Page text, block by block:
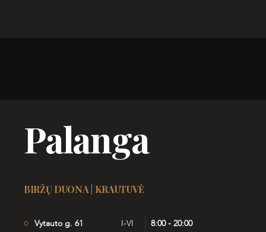
Palanga
BIRŽŲ DUONA | KRAUTUVĖ
Vytauto g. 61
I-VI
8:00 - 20:00